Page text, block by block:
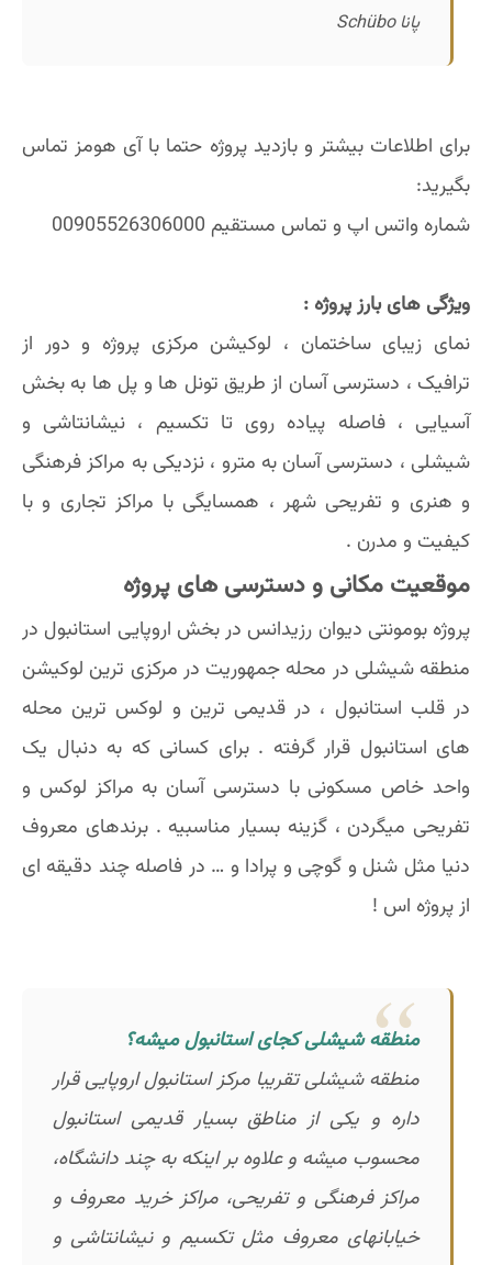
پانا Schübo
برای اطلاعات بیشتر و بازدید پروژه حتما با آی هومز تماس
بگیرید:
شماره واتس اپ و تماس مستقیم 00905526306000
ویژگی های بارز پروژه :
نمای زیبای ساختمان ، لوکیشن مرکزی پروژه و دور از
ترافیک ، دسترسی آسان از طریق تونل ها و پل ها به بخش
آسیایی ، فاصله پیاده روی تا تکسیم ، نیشانتاشی و
شیشلی ، دسترسی آسان به مترو ، نزدیکی به مراکز فرهنگی
و هنری و تفریحی شهر ، همسایگی‌ با مراکز تجاری و با
کیفیت و مدرن .
موقعیت مکانی و دسترسی های پروژه
پروژه بومونتی دیوان رزیدانس در بخش اروپایی استانبول در
منطقه شیشلی در محله جمهوریت در مرکزی ترین لوکیشن
در قلب استانبول ، در قدیمی ترین و لوکس ترین محله
های استانبول قرار گرفته . برای کسانی که به دنبال یک
واحد خاص مسکونی با دسترسی آسان به مراکز لوکس و
تفریحی میگردن ، گزینه بسیار مناسبیه . برندهای معروف
دنیا مثل شنل و گوچی و پرادا و … در فاصله چند دقیقه ای
از پروژه اس !
منطقه شیشلی کجای استانبول میشه؟
منطقه شیشلی تقریبا مرکز استانبول اروپایی قرار
داره و یکی از مناطق بسیار قدیمی استانبول
محسوب میشه و علاوه بر اینکه به چند دانشگاه،
مراکز فرهنگی و تفریحی، مراکز خرید معروف و
خیابانهای معروف مثل تکسیم و نیشانتاشی و